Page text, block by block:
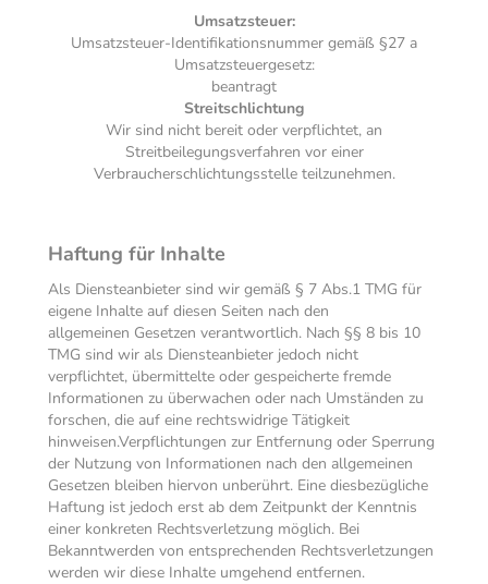
Umsatzsteuer:
Umsatzsteuer-Identifikationsnummer gemäß §27 a
Umsatzsteuergesetz:
beantragt
Streitschlichtung
Wir sind nicht bereit oder verpflichtet, an
Streitbeilegungsverfahren vor einer
Verbraucherschlichtungsstelle teilzunehmen.
Haftung für Inhalte
Als Diensteanbieter sind wir gemäß § 7 Abs.1 TMG für
eigene Inhalte auf diesen Seiten nach den
allgemeinen Gesetzen verantwortlich. Nach §§ 8 bis 10
TMG sind wir als Diensteanbieter jedoch nicht
verpflichtet, übermittelte oder gespeicherte fremde
Informationen zu überwachen oder nach Umständen zu
forschen, die auf eine rechtswidrige Tätigkeit
hinweisen.Verpflichtungen zur Entfernung oder Sperrung
der Nutzung von Informationen nach den allgemeinen
Gesetzen bleiben hiervon unberührt. Eine diesbezügliche
Haftung ist jedoch erst ab dem Zeitpunkt der Kenntnis
einer konkreten Rechtsverletzung möglich. Bei
Bekanntwerden von entsprechenden Rechtsverletzungen
werden wir diese Inhalte umgehend entfernen.